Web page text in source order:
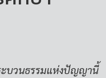
ะบวนธรรมแห่งปัญญานี้